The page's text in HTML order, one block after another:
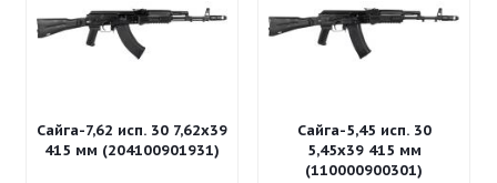
Сайга-7,62 исп. 30 7,62x39
415 мм (204100901931)
Сайга-5,45 исп. 30
5,45x39 415 мм
(110000900301)